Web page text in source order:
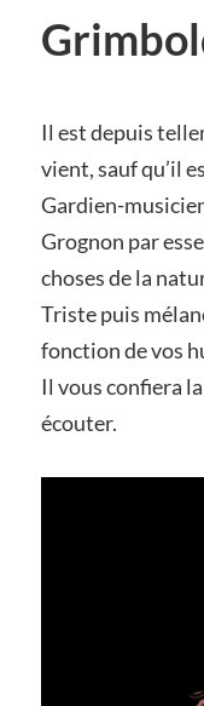
Il est depuis
vient, sauf qu’il
Gardien-
Grognon par
choses de la
Triste puis
fonction de vos
Il vous confiera
écouter.